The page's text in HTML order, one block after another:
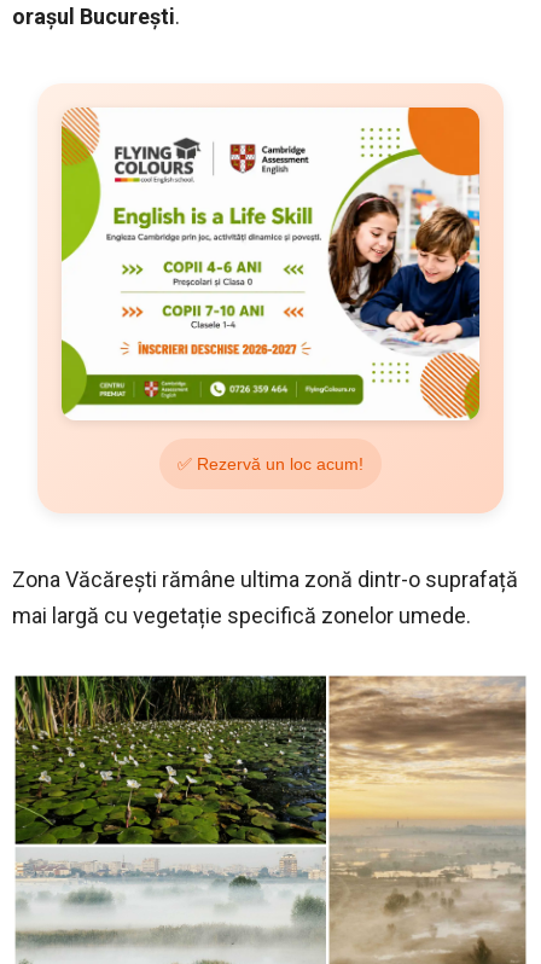
orașul București.
✅ Rezervă un loc acum!
Zona Văcărești rămâne ultima zonă dintr-o suprafață
mai largă cu vegetație specifică zonelor umede.